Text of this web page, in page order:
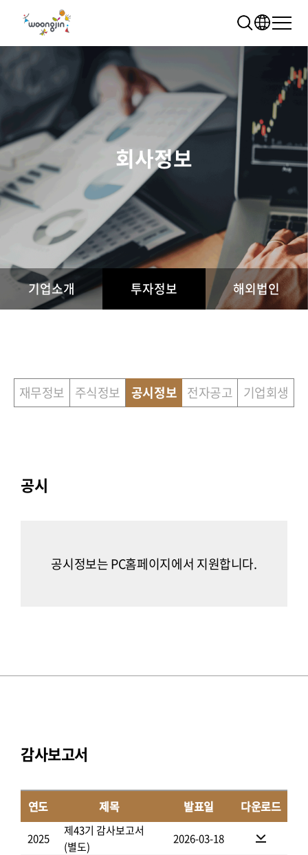
추천 검색어
WRMS WDMS
모빌리티
회사정보
기업소개 투자정보 해외법인
재무정보 주식정보 공시정보 전자공고 기업회생
공시
공시정보는 PC홈페이지에서 지원합니다.
감사보고서
연도 제목 발표일 다운로드
2025
제43기 감사보고서
(별도)
2026-03-18